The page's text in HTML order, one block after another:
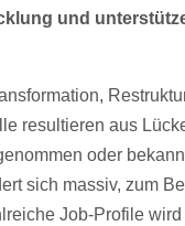
und
resultieren aus
oder
sich massiv, zum
Job-Profile